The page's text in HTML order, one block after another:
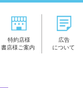
特約店様
書店様ご案内
広告
について